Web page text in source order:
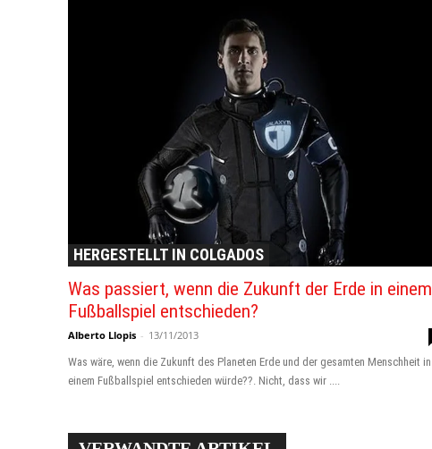
HERGESTELLT IN COLGADOS
Was passiert, wenn die Zukunft der Erde in einem
Fußballspiel entschieden?
Alberto Llopis - 13/11/2013
Was wäre, wenn die Zukunft des Planeten Erde und der gesamten Menschheit in
einem Fußballspiel entschieden würde??. Nicht, dass wir ....